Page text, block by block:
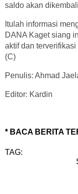
saldo akan
Itulah informasi
DANA Kaget siang
aktif dan
(C)
Penulis: Ahmad
Editor: Kardin
* BACA BERITA
TAG: